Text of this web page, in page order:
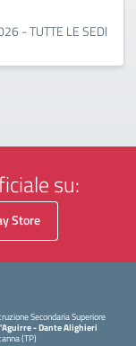
- TUTTE LE SEDI
su:
Store
Secondaria Superiore
- Dante Alighieri
(TP)